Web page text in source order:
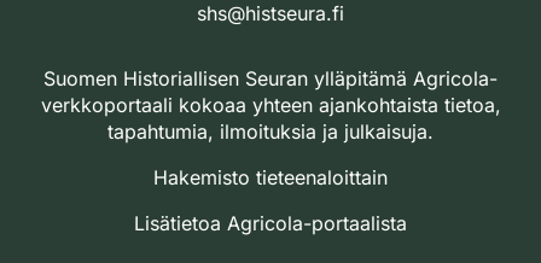
shs@histseura.fi
Suomen Historiallisen Seuran ylläpitämä Agricola-
verkkoportaali kokoaa yhteen ajankohtaista tietoa,
tapahtumia, ilmoituksia ja julkaisuja.
Hakemisto tieteenaloittain
Lisätietoa Agricola-portaalista